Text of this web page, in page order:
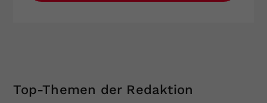
Top-Themen der Redaktion